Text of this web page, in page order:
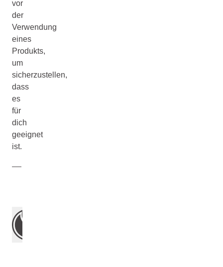
vor
der
Verwendung
eines
Produkts,
um
sicherzustellen,
dass
es
für
dich
geeignet
ist.